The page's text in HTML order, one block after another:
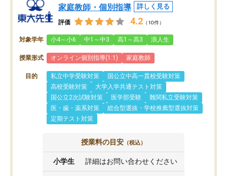
家庭教師・個別指導
詳しく見る
評価 4.2 （10件）
対象学年 小4～小6 中1～中3 高1～高3 浪人生
授業形式 オンライン個別指導(1:1) 家庭教師
目的 私立中学受験対策
国公立中高一貫校受験対策
高校受験対策
大学入学共通テスト対策
国公立2次試験対策
医学部受験
難関私立受験対策
医・歯・薬系対策
総合型選抜・学校推薦型選抜対策
定期テスト対策
授業料の目安 （税込）
小学生 詳細はお問い合わせください